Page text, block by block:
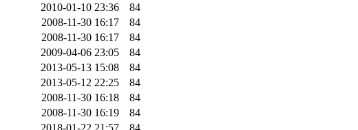
2010-01-10 23:36
84
2008-11-30 16:17
84
2008-11-30 16:17
84
2009-04-06 23:05
84
2013-05-13 15:08
84
2013-05-12 22:25
84
2008-11-30 16:18
84
2008-11-30 16:19
84
2018-01-22 21:57
84